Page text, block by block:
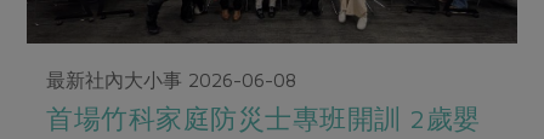
肉品・水產
畜產肉類 水產
水畜加工品
蛋料理
料理方式
當季產品
合作25-經典快閃最後一週
樂齡生活
廚房瑜伽
員工與求才
產品檢驗
最新社內大小事 2026-06-08
首場竹科家庭防災士專班開訓 2歲嬰